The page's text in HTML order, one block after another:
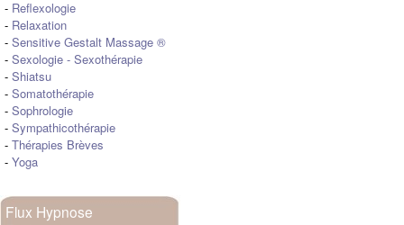
- Reflexologie
- Relaxation
- Sensitive Gestalt Massage ®
- Sexologie - Sexothérapie
- Shiatsu
- Somatothérapie
- Sophrologie
- Sympathicothérapie
- Thérapies Brèves
- Yoga
Flux Hypnose